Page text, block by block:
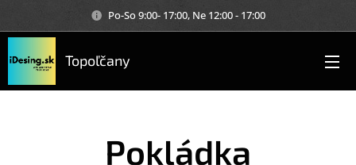
Po-So 9:00- 17:00, Ne 12:00 - 17:00
Topoľčany
Pokládka